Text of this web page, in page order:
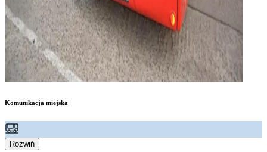
Komunikacja miejska
Rozwiń